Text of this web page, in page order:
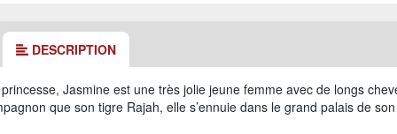
DESCRIPTION
Jasmine est une très jolie jeune femme avec de longs
que son tigre Rajah, elle s’ennuie dans le grand palais de son